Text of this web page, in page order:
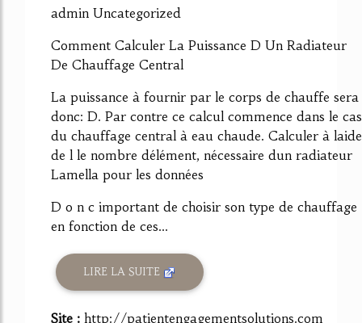
admin Uncategorized
Comment Calculer La Puissance D Un Radiateur
De Chauffage Central
La puissance à fournir par le corps de chauffe sera
donc: D. Par contre ce calcul commence dans le cas
du chauffage central à eau chaude. Calculer à laide
de l le nombre délément, nécessaire dun radiateur
Lamella pour les données
D o n c important de choisir son type de chauffage
en fonction de ces...
LIRE LA SUITE
Site : http://patientengagementsolutions.com